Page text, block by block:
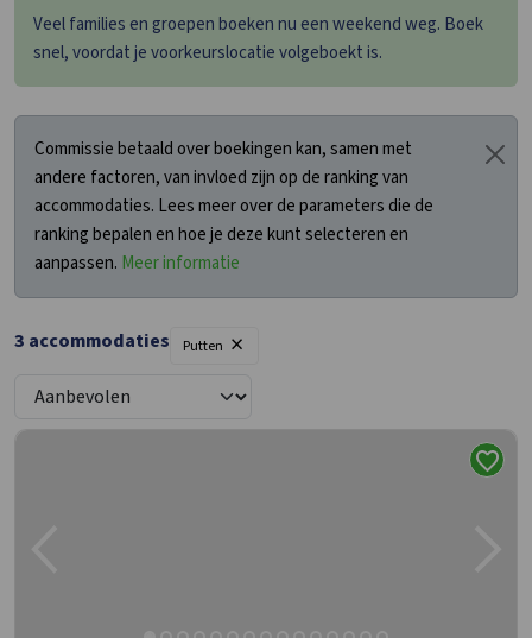
Veel families en groepen boeken nu een weekend weg. Boek
snel, voordat je voorkeurslocatie volgeboekt is.
Commissie betaald over boekingen kan, samen met
andere factoren, van invloed zijn op de ranking van
accommodaties. Lees meer over de parameters die de
ranking bepalen en hoe je deze kunt selecteren en
aanpassen. Meer informatie
3 accommodaties Putten ×